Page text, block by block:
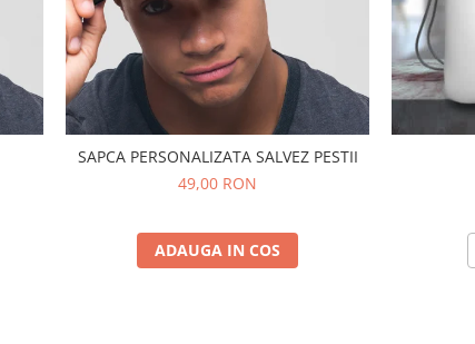
SAPCA PERSONALIZATA SALVEZ PESTII
49,00 RON
ADAUGA IN COS